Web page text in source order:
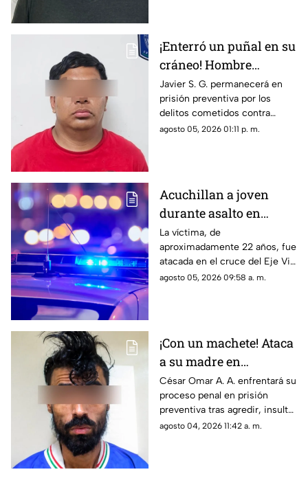
¡Enterró un puñal en su
cráneo! Hombre
secuestra y tortura
atrozmente a cuatro;
asesinan a uno en
Riberas del Bravo
Javier S. G. permanecerá en
prisión preventiva por los
delitos cometidos contra
cuatro personas en diciembre
agosto 05, 2026 01:11 p. m.
Acuchillan a joven
durante asalto en
estación de transporte
público en Eje Vial
La víctima, de
aproximadamente 22 años, fue
atacada en el cruce del Eje Vial
Juan Gabriel y calzada
agosto 05, 2026 09:58 a. m.
¡Con un machete! Ataca
a su madre en
Chihuahua; la amenazó
por no despertarlo para
ir a trabajar
César Omar A. A. enfrentará su
proceso penal en prisión
preventiva tras agredir, insultar
y amenazar de muerte a su
agosto 04, 2026 11:42 a. m.